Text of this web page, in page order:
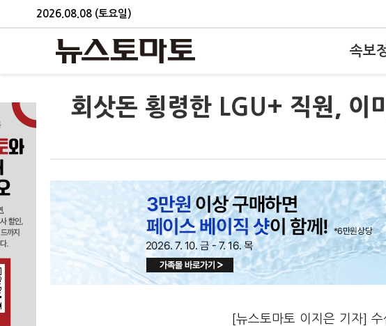
2026.08.08 (토요일)
속보
회삿돈 횡령한 LGU+ 직원, 이
[뉴스토마토 이지은 기자]